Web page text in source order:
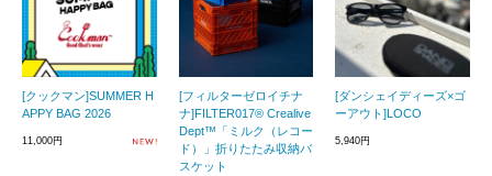
[クックマン]SUMMER H
APPY BAG 2026
11,000円
[フィルターゼロイチナ
ナ]FILTER017® Crealive
Dept™「ミルク（レコー
ド）」折りたたみ収納バ
スケット
[ダンシェイディーズ×ゴ
ーアウト]LOCO
5,940円